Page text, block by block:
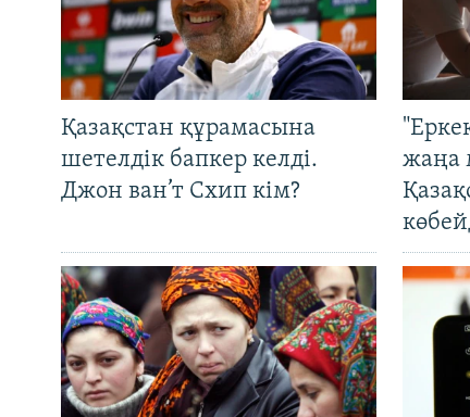
Қазақстан құрамасына
шетелдік бапкер келді.
Джон ван’т Схип кім?
жаңа